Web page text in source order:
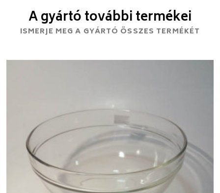
A gyártó további termékei
ISMERJE MEG A GYÁRTÓ ÖSSZES TERMÉKÉT